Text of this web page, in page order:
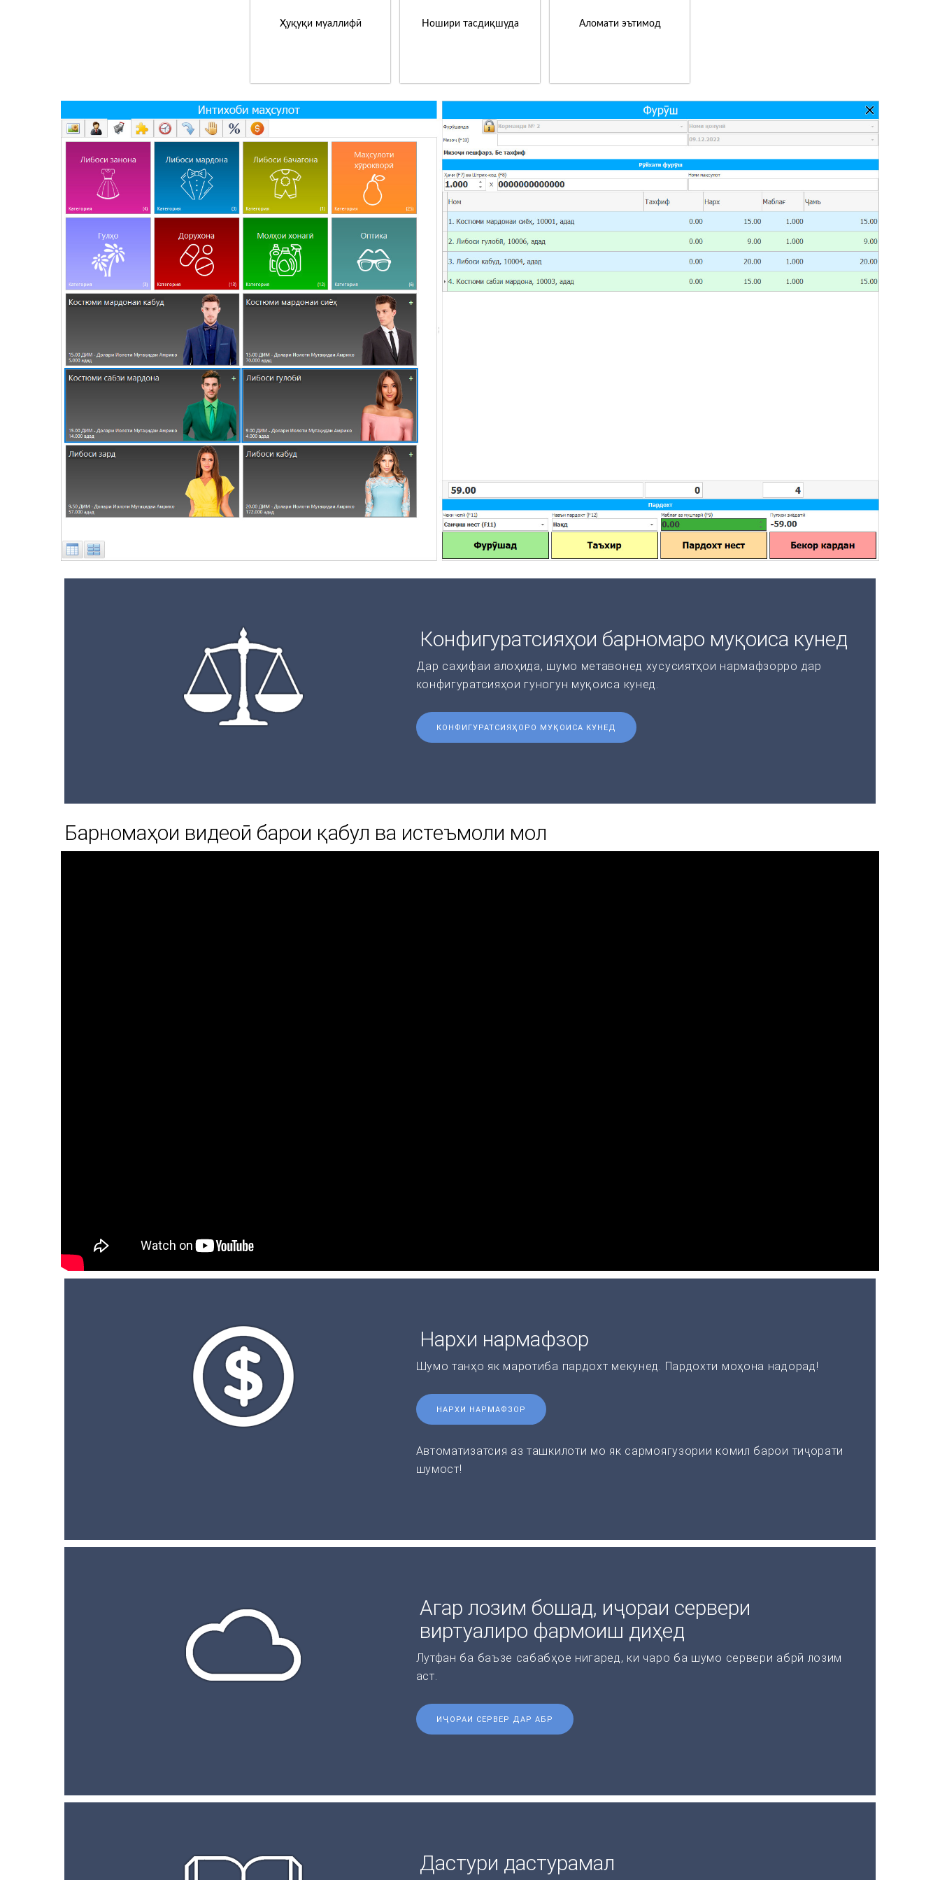
Ҳуқуқи муаллифӣ Ношири тасдиқшуда Аломати эътимод
Конфигуратсияҳои барномаро муқоиса кунед
Дар саҳифаи алоҳида, шумо метавонед хусусиятҳои нармафзорро дар
конфигуратсияҳои гуногун муқоиса кунед.
КОНФИГУРАТСИЯҲОРО МУҚОИСА КУНЕД
Барномаҳои видеоӣ барои қабул ва истеъмоли мол
Нархи нармафзор
Шумо танҳо як маротиба пардохт мекунед. Пардохти моҳона надорад!
НАРХИ НАРМАФЗОР
Автоматизатсия аз ташкилоти мо як сармоягузории комил барои тиҷорати
шумост!
Агар лозим бошад, иҷораи сервери
виртуалиро фармоиш диҳед
Лутфан ба баъзе сабабҳое нигаред, ки чаро ба шумо сервери абрӣ лозим
аст.
ИҶОРАИ СЕРВЕР ДАР АБР
Дастури дастурамал